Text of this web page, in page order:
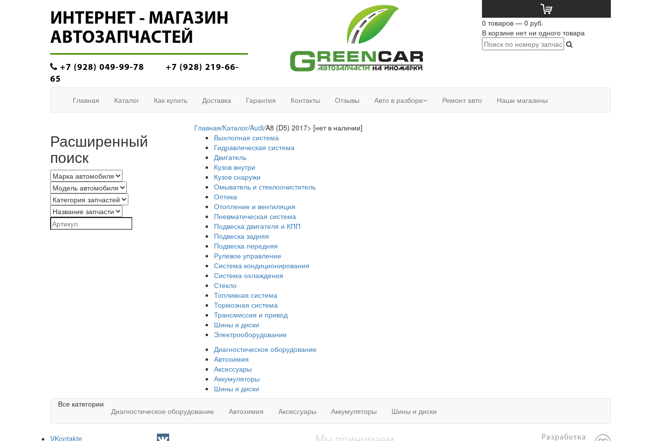
ИНТЕРНЕТ - МАГАЗИН
АВТОЗАПЧАСТЕЙ
+7 (928) 049-99-78
+7 (928) 219-66-
65
0 товаров — 0 руб.
В корзине нет ни одного товара
Главная Каталог Как купить Доставка Гарантия Контакты Отзывы Авто в разборе Ремонт авто Наши магазины
Расширенный
поиск
Главная/Каталог/Audi/A8 (D5) 2017> [нет в наличии]
Выхлопная система
Гидравлическая система
Двигатель
Кузов внутри
Кузов снаружи
Омыватель и стеклоочиститель
Оптика
Отопление и вентиляция
Пневматическая система
Подвеска двигателя и КПП
Подвеска задняя
Подвеска передняя
Рулевое управление
Система кондиционирования
Система охлаждения
Стекло
Топливная система
Тормозная система
Трансмиссия и привод
Шины и диски
Электрооборудование
Диагностическое оборудование
Автохимия
Аксессуары
Аккумуляторы
Шины и диски
Все категории
Диагностическое оборудование Автохимия Аксессуары Аккумуляторы Шины и диски
VKontakte Разработка